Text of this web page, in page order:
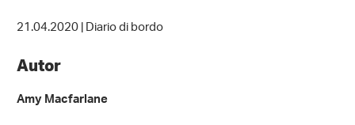
21.04.2020 | Diario di bordo
Autor
Amy Macfarlane